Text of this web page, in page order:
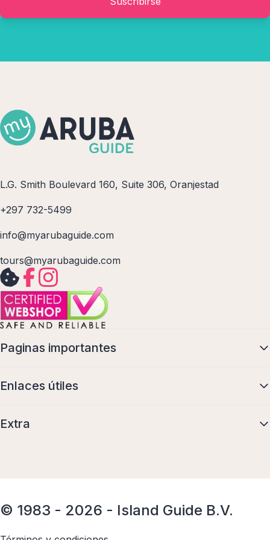
L.G. Smith Boulevard 160, Suite 306, Oranjestad
+297 732-5499
info@myarubaguide.com
tours@myarubaguide.com
Paginas importantes
Enlaces útiles
Extra
© 1983 - 2026 - Island Guide B.V.